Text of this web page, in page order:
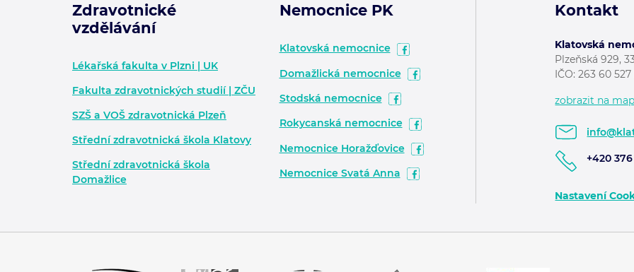
Zápatí - další informace
Zdravotnické
vzdělávání
Lékařská fakulta v Plzni | UK
Fakulta zdravotnických studií | ZČU
SZŠ a VOŠ zdravotnická Plzeň
Střední zdravotnická škola Klatovy
Střední zdravotnická škola
Domažlice
Nemocnice PK
Klatovská nemocnice
Domažlická nemocnice
Stodská nemocnice
Rokycanská nemocnice
Nemocnice Horažďovice
Nemocnice Svatá Anna
Kontakt
Klatovská
Plzeňská 929,
IČO: 263 60
zobrazit na
+420 376
Nastavení